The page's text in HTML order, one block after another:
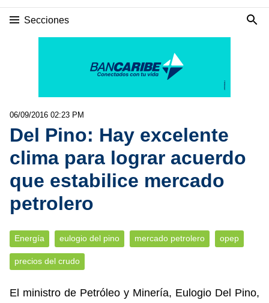
Secciones
06/09/2016 02:23 PM
Del Pino: Hay excelente
clima para lograr acuerdo
que estabilice mercado
petrolero
Energía eulogio del pino mercado petrolero opep
precios del crudo
El ministro de Petróleo y Minería, Eulogio Del Pino,